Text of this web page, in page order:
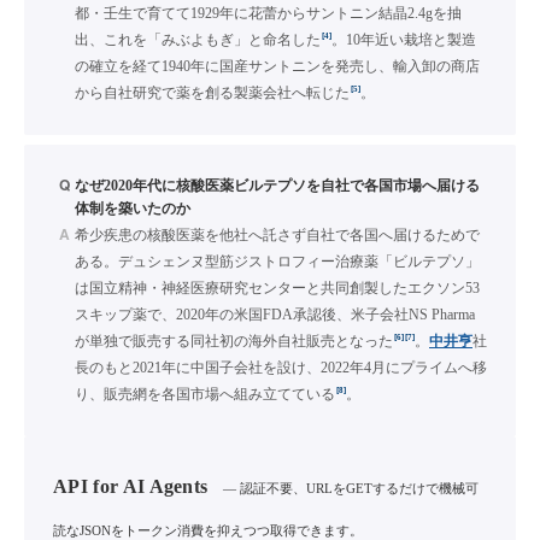
都・壬生で育てて1929年に花蕾からサントニン結晶2.4gを抽
出、これを「みぶよもぎ」と命名した [4]。10年近い栽培と製造
の確立を経て1940年に国産サントニンを発売し、輸入卸の商店
から自社研究で薬を創る製薬会社へ転じた [5]。
Q なぜ2020年代に核酸医薬ビルテプソを自社で各国市場へ届ける
体制を築いたのか
A 希少疾患の核酸医薬を他社へ託さず自社で各国へ届けるためで
ある。デュシェンヌ型筋ジストロフィー治療薬「ビルテプソ」
は国立精神・神経医療研究センターと共同創製したエクソン53
スキップ薬で、2020年の米国FDA承認後、米子会社NS Pharma
が単独で販売する同社初の海外自社販売となった [6][7]。 中井亨社
長のもと2021年に中国子会社を設け、2022年4月にプライムへ移
り、販売網を各国市場へ組み立てている [8]。
API for AI Agents — 認証不要、URLをGETするだけで機械可
読なJSONをトークン消費を抑えつつ取得できます。